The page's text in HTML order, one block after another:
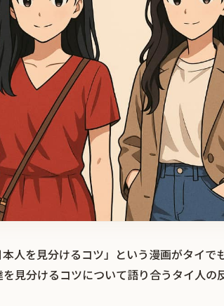
人を見分けるコツ」という漫画がタイで
見分けるコツについて語り合うタイ人の